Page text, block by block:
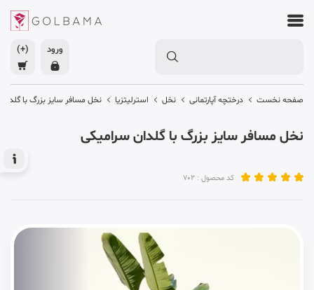
ورود (+)
صفحه نخست درختچه آپارتمانی نخل استرلیتزیا نخل مسافر سایز بزرگ با
نخل مسافر سایز بزرگ با گلدان سرامیکی
کد محصول : 702